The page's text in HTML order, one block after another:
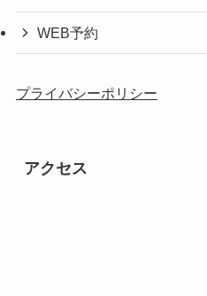
WEB予約
プライバシーポリシー
アクセス